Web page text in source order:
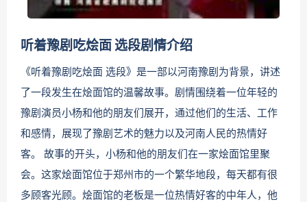
听着豫剧吃烩面 选段剧情介绍
《听着豫剧吃烩面 选段》是一部以河南豫剧为背景，讲述
了一段发生在烩面馆的温馨故事。剧情围绕着一位年轻的
豫剧演员小杨和他的朋友们展开，通过他们的生活、工作
和感情，展现了豫剧艺术的魅力以及河南人民的热情好
客。 故事的开头，小杨和他的朋友们在一家烩面馆里聚
会。这家烩面馆位于郑州市的一个繁华地段，每天都有很
多顾客光顾。烩面馆的老板是一位热情好客的中年人，他